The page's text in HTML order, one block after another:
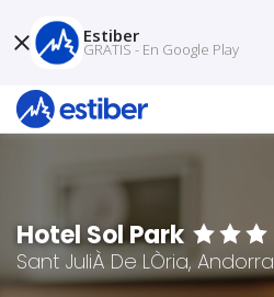
Hotel Sol Park
Sant JuliÀ De LÒria, Andorra
Estiber
GRATIS - En Google Play